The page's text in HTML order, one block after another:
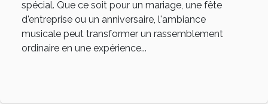
spécial. Que ce soit pour un mariage, une fête
d'entreprise ou un anniversaire, l'ambiance
musicale peut transformer un rassemblement
ordinaire en une expérience...